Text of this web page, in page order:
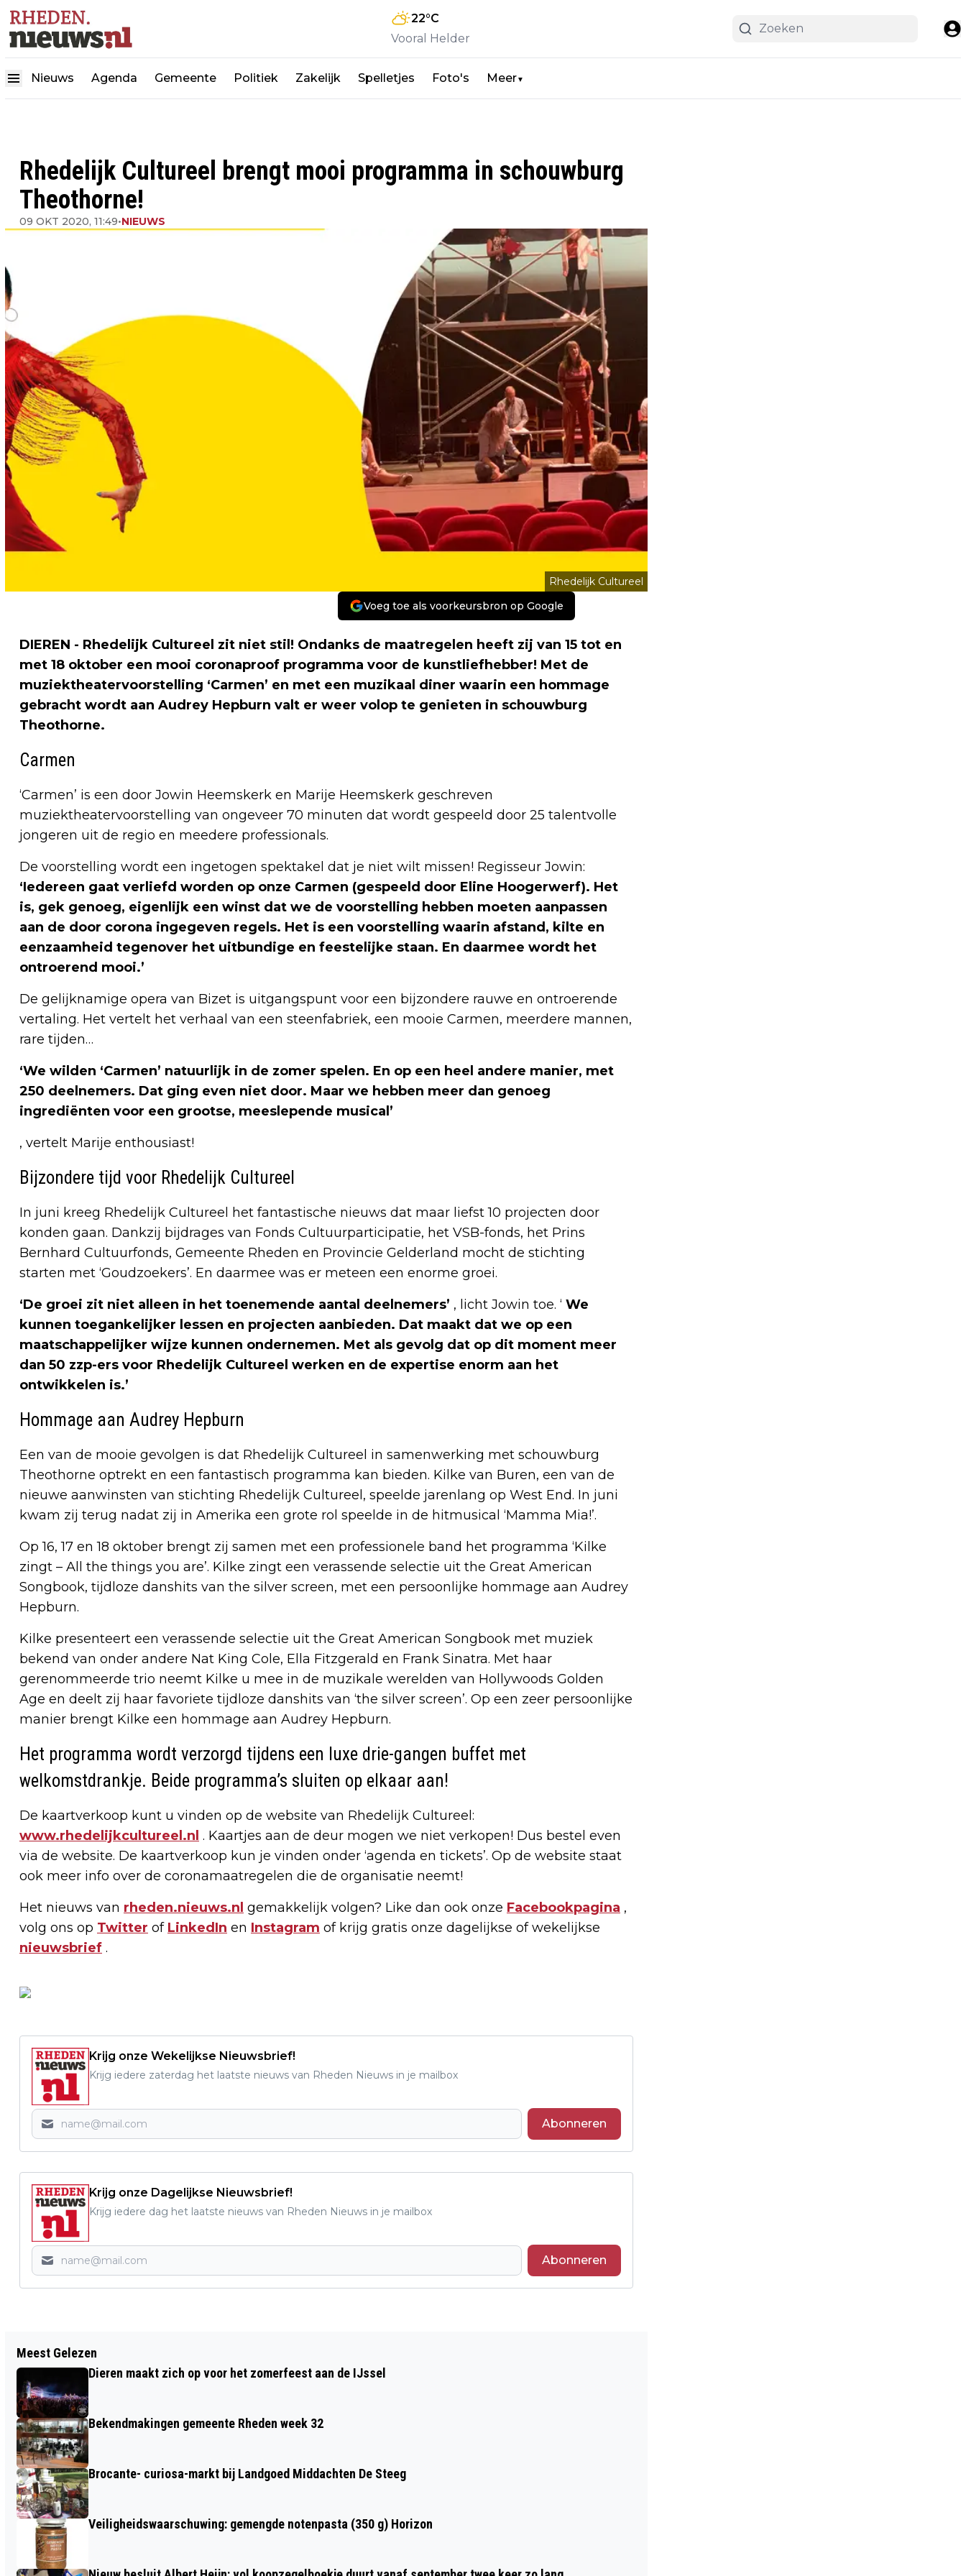
22°C
Vooral Helder
Nieuws Agenda Gemeente Politiek Zakelijk Spelletjes Foto's Meer▼
Rhedelijk Cultureel brengt mooi programma in schouwburg
Theothorne!
09 OKT 2020, 11:49•NIEUWS
Rhedelijk Cultureel
Voeg toe als voorkeursbron op Google
DIEREN - Rhedelijk Cultureel zit niet stil! Ondanks de maatregelen heeft zij van 15 tot en
met 18 oktober een mooi coronaproof programma voor de kunstliefhebber! Met de
muziektheatervoorstelling ‘Carmen’ en met een muzikaal diner waarin een hommage
gebracht wordt aan Audrey Hepburn valt er weer volop te genieten in schouwburg
Theothorne.
Carmen
‘Carmen’ is een door Jowin Heemskerk en Marije Heemskerk geschreven
muziektheatervoorstelling van ongeveer 70 minuten dat wordt gespeeld door 25 talentvolle
jongeren uit de regio en meedere professionals.
De voorstelling wordt een ingetogen spektakel dat je niet wilt missen! Regisseur Jowin:
‘Iedereen gaat verliefd worden op onze Carmen (gespeeld door Eline Hoogerwerf). Het
is, gek genoeg, eigenlijk een winst dat we de voorstelling hebben moeten aanpassen
aan de door corona ingegeven regels. Het is een voorstelling waarin afstand, kilte en
eenzaamheid tegenover het uitbundige en feestelijke staan. En daarmee wordt het
ontroerend mooi.’
De gelijknamige opera van Bizet is uitgangspunt voor een bijzondere rauwe en ontroerende
vertaling. Het vertelt het verhaal van een steenfabriek, een mooie Carmen, meerdere mannen,
rare tijden…
‘We wilden ‘Carmen’ natuurlijk in de zomer spelen. En op een heel andere manier, met
250 deelnemers. Dat ging even niet door. Maar we hebben meer dan genoeg
ingrediënten voor een grootse, meeslepende musical’
, vertelt Marije enthousiast!
Bijzondere tijd voor Rhedelijk Cultureel
In juni kreeg Rhedelijk Cultureel het fantastische nieuws dat maar liefst 10 projecten door
konden gaan. Dankzij bijdrages van Fonds Cultuurparticipatie, het VSB-fonds, het Prins
Bernhard Cultuurfonds, Gemeente Rheden en Provincie Gelderland mocht de stichting
starten met ‘Goudzoekers’. En daarmee was er meteen een enorme groei.
‘De groei zit niet alleen in het toenemende aantal deelnemers’ , licht Jowin toe. ‘ We
kunnen toegankelijker lessen en projecten aanbieden. Dat maakt dat we op een
maatschappelijker wijze kunnen ondernemen. Met als gevolg dat op dit moment meer
dan 50 zzp-ers voor Rhedelijk Cultureel werken en de expertise enorm aan het
ontwikkelen is.’
Hommage aan Audrey Hepburn
Een van de mooie gevolgen is dat Rhedelijk Cultureel in samenwerking met schouwburg
Theothorne optrekt en een fantastisch programma kan bieden. Kilke van Buren, een van de
nieuwe aanwinsten van stichting Rhedelijk Cultureel, speelde jarenlang op West End. In juni
kwam zij terug nadat zij in Amerika een grote rol speelde in de hitmusical ‘Mamma Mia!’.
Op 16, 17 en 18 oktober brengt zij samen met een professionele band het programma ‘Kilke
zingt – All the things you are’. Kilke zingt een verassende selectie uit the Great American
Songbook, tijdloze danshits van the silver screen, met een persoonlijke hommage aan Audrey
Hepburn.
Kilke presenteert een verassende selectie uit the Great American Songbook met muziek
bekend van onder andere Nat King Cole, Ella Fitzgerald en Frank Sinatra. Met haar
gerenommeerde trio neemt Kilke u mee in de muzikale werelden van Hollywoods Golden
Age en deelt zij haar favoriete tijdloze danshits van ‘the silver screen’. Op een zeer persoonlijke
manier brengt Kilke een hommage aan Audrey Hepburn.
Het programma wordt verzorgd tijdens een luxe drie-gangen buffet met
welkomstdrankje. Beide programma’s sluiten op elkaar aan!
De kaartverkoop kunt u vinden op de website van Rhedelijk Cultureel:
www.rhedelijkcultureel.nl . Kaartjes aan de deur mogen we niet verkopen! Dus bestel even
via de website. De kaartverkoop kun je vinden onder ‘agenda en tickets’. Op de website staat
ook meer info over de coronamaatregelen die de organisatie neemt!
Het nieuws van rheden.nieuws.nl gemakkelijk volgen? Like dan ook onze Facebookpagina ,
volg ons op Twitter of LinkedIn en Instagram of krijg gratis onze dagelijkse of wekelijkse
nieuwsbrief .
Krijg onze Wekelijkse Nieuwsbrief!
Krijg iedere zaterdag het laatste nieuws van Rheden Nieuws in je mailbox
Abonneren
Krijg onze Dagelijkse Nieuwsbrief!
Krijg iedere dag het laatste nieuws van Rheden Nieuws in je mailbox
Abonneren
NIEUWE EXPOSITIE IN DE PAPERCLIP TE
VELP
VERZAMELAARS
Meest Gelezen
Dieren maakt zich op voor het zomerfeest aan de IJssel
Bekendmakingen gemeente Rheden week 32
Brocante- curiosa-markt bij Landgoed Middachten De Steeg
Veiligheidswaarschuwing: gemengde notenpasta (350 g) Horizon